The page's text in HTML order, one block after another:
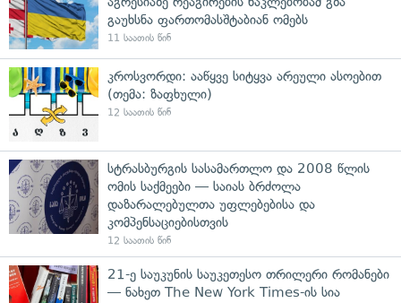
გაუხსნა ფართომასშტაბიან ომებს
11 საათის წინ
კროსვორდი: ააწყვე სიტყვა არეული ასოებით
(თემა: ზაფხული)
12 საათის წინ
სტრასბურგის სასამართლო და 2008 წლის
ომის საქმეები — საიას ბრძოლა
დაზარალებულთა უფლებებისა და
კომპენსაციებისთვის
12 საათის წინ
21-ე საუკუნის საუკეთესო თრილერი რომანები
— ნახეთ The New York Times-ის სია